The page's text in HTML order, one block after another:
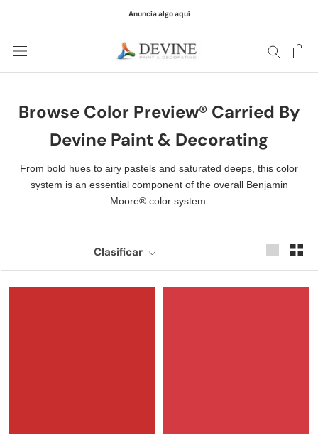
Anuncia algo aquí
Browse Color Preview® Carried By
Devine Paint & Decorating
From bold hues to airy pastels and saturated deeps, this color
system is an essential component of the overall Benjamin
Moore® color system.
Clasificar